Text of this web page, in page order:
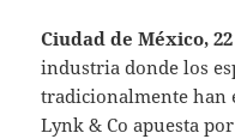
Ciudad de México,
industria donde los
tradicionalmente han
Lynk & Co apuesta